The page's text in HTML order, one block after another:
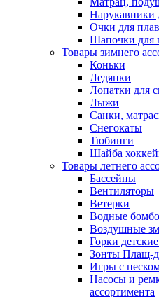
Нарукавники
Очки для
Шапочки для
Товары зимнего
Коньки
Ледянки
Лопатки для
Лыжи
Санки,
Снегокаты
Тюбинги
Шайба
Товары летнего
Бассейны
Вентиляторы
Ветерки
Водные
Воздушные
Горки
Зонты Плащ-
Игры с
Насосы и
ассортимента